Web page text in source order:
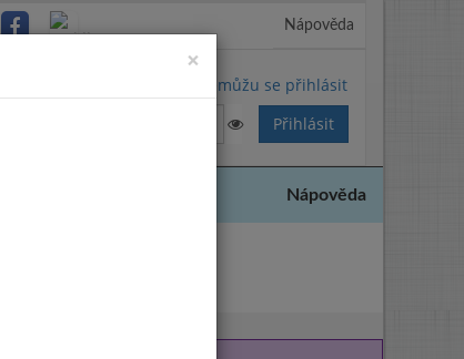
Nápověda
Nemůžu se přihlásit
Nápověda
×